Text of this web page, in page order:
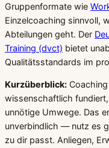
Gruppenformate wie
Einzelcoaching sinnvoll,
Abteilungen geht. Der
Training (dvct) bietet
Qualitätsstandards im
Kurzüberblick:
wissenschaftlich
unnötige Umwege. Das
unverbindlich — nutz es
zu dir passt. Anliegen,